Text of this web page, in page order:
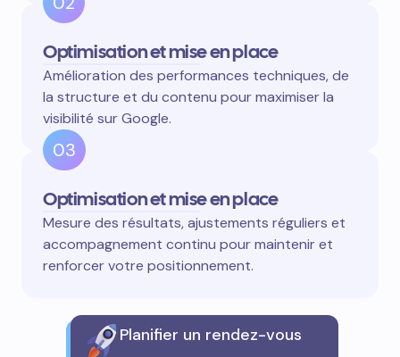
Optimisation et mise en place
Amélioration des performances techniques, de
la structure et du contenu pour maximiser la
visibilité sur Google.
03
Optimisation et mise en place
Mesure des résultats, ajustements réguliers et
accompagnement continu pour maintenir et
renforcer votre positionnement.
Planifier un rendez-vous